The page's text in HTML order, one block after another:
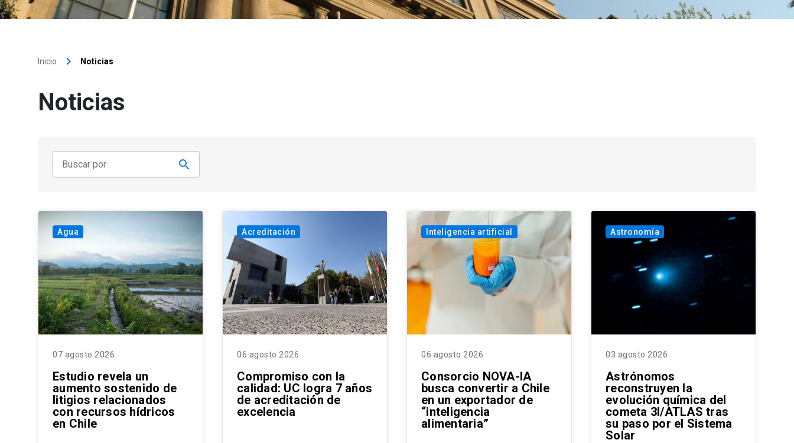
Inicio keyboard_arrow_right Noticias
Noticias
Agua
07 agosto 2026
Estudio revela un
aumento sostenido de
litigios relacionados
con recursos hídricos
en Chile
Acreditación
06 agosto 2026
Compromiso con la
calidad: UC logra 7 años
de acreditación de
excelencia
Inteligencia artificial
06 agosto 2026
Consorcio NOVA-IA
busca convertir a Chile
en un exportador de
“inteligencia
alimentaria”
Astronomía
03 agosto 2026
Astrónomos
reconstruyen la
evolución química del
cometa 3I/ATLAS tras
su paso por el Sistema
Solar